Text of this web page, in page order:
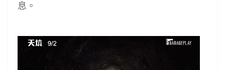
息。